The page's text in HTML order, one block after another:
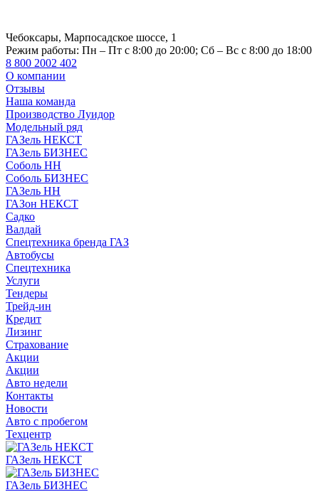
Чебоксары, Марпосадское шоссе, 1
Режим работы: Пн – Пт с 8:00 до 20:00; Сб – Вс с 8:00 до 18:00
8 800 2002 402
О компании
Отзывы
Наша команда
Производство Луидор
Модельный ряд
ГАЗель НЕКСТ
ГАЗель БИЗНЕС
Соболь НН
Соболь БИЗНЕС
ГАЗель НН
ГАЗон НЕКСТ
Садко
Валдай
Спецтехника бренда ГАЗ
Автобусы
Спецтехника
Услуги
Тендеры
Трейд-ин
Кредит
Лизинг
Страхование
Акции
Акции
Авто недели
Контакты
Новости
Авто с пробегом
Техцентр
ГАЗель НЕКСТ
ГАЗель БИЗНЕС